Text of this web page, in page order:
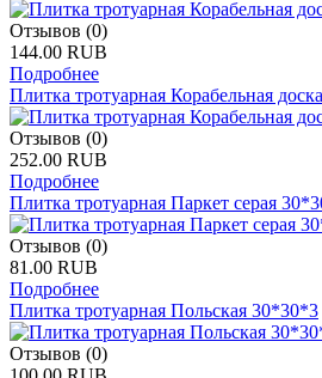
Отзывов (0)
144.00 RUB
Подробнее
Плитка тротуарная Корабельная
Отзывов (0)
252.00 RUB
Подробнее
Плитка тротуарная Паркет серая
Отзывов (0)
81.00 RUB
Подробнее
Плитка тротуарная Польская 30*30*3
Отзывов (0)